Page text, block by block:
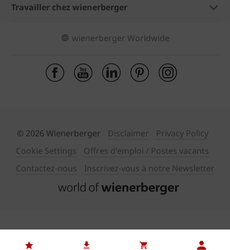
Travailler chez wienerberger
wienerberger Worldwide
© 2026 Wienerberger Disclaimer
Privacy Policy
Cookie Settings
Offres d'emploi / Postes vacants
Contactez-nous
Inscrivez-vous à notre Newsletter